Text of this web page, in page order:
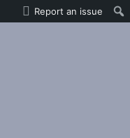
Report an issue